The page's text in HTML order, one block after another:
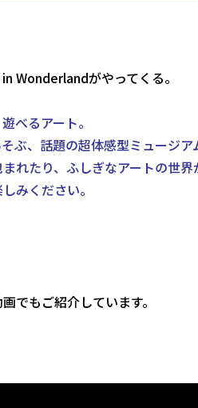
Wonderlandがやってくる。
べるアート。
ぶ、話題の超体感型ミュージ
れたり、ふしぎなアートの世
みください。
でもご紹介しています。